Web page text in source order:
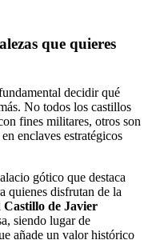
que quieres
decidir qué
No todos los castillos
fines militares, otros son
enclaves estratégicos
gótico que destaca
quienes disfrutan de la
Castillo de Javier
siendo lugar de
añade un valor histórico